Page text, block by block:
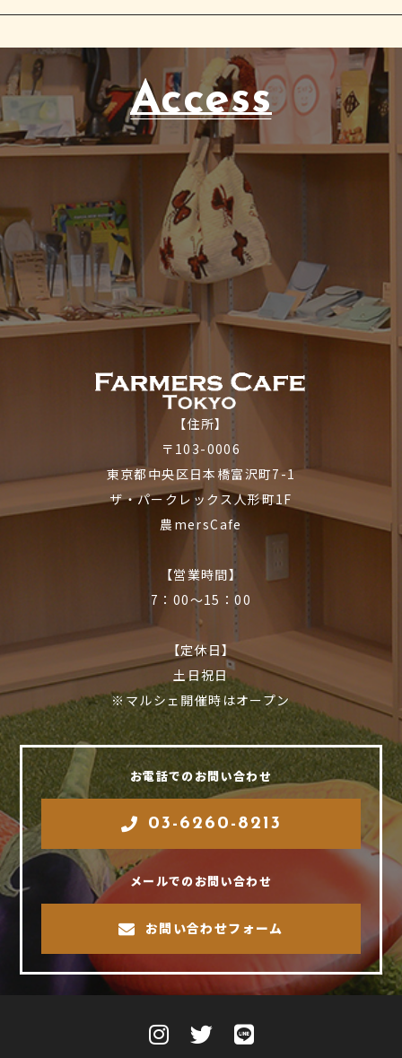
Access
【住所】
〒103-0006
東京都中央区日本橋富沢町7-1
ザ・パークレックス人形町1F
農mersCafe
【営業時間】
7：00〜15：00
【定休日】
土日祝日
※マルシェ開催時はオープン
お電話でのお問い合わせ
03-6260-8213
メールでのお問い合わせ
お問い合わせフォーム